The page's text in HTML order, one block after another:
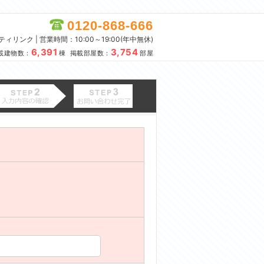
0120-868-666
ィリンク | 営業時間：10:00～19:00(年中無休)
建物数： 6,391 棟 掲載部屋数： 3,754 部屋